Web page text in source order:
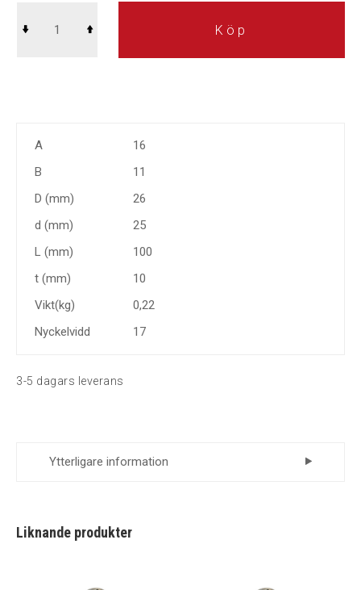
Köp
A
16
B
11
D (mm)
26
d (mm)
25
L (mm)
100
t (mm)
10
Vikt(kg)
0,22
Nyckelvidd
17
3-5 dagars leverans
Ytterligare information
Liknande produkter